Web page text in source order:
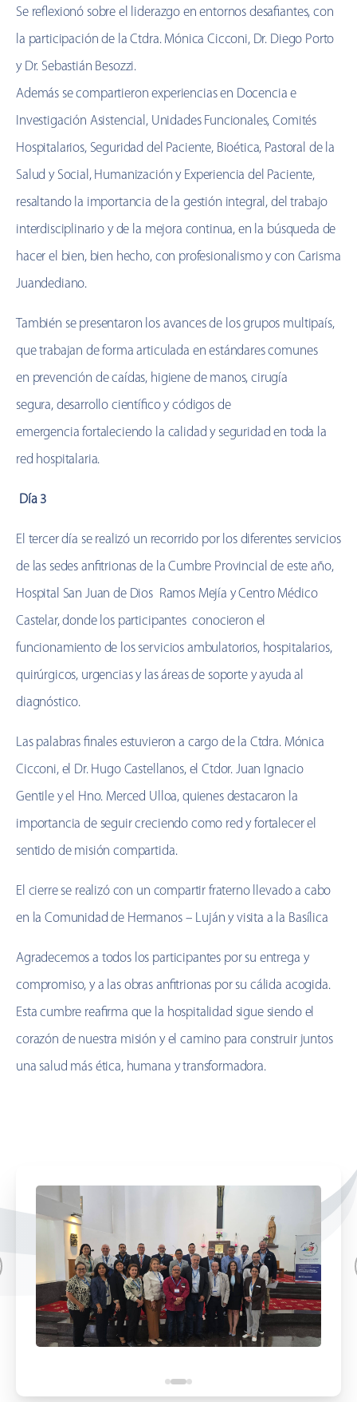
Se reflexionó sobre el liderazgo en entornos desafiantes, con
la participación de la Ctdra. Mónica Cicconi, Dr. Diego Porto
y Dr. Sebastián Besozzi.
Además se compartieron experiencias en Docencia e
Investigación Asistencial, Unidades Funcionales, Comités
Hospitalarios, Seguridad del Paciente, Bioética, Pastoral de la
Salud y Social, Humanización y Experiencia del Paciente,
resaltando la importancia de la gestión integral, del trabajo
interdisciplinario y de la mejora continua, en la búsqueda de
hacer el bien, bien hecho, con profesionalismo y con Carisma
Juandediano.
También se presentaron los avances de los grupos multipaís,
que trabajan de forma articulada en estándares comunes
en prevención de caídas, higiene de manos, cirugía
segura, desarrollo científico y códigos de
emergencia fortaleciendo la calidad y seguridad en toda la
red hospitalaria.
Día 3
El tercer día se realizó un recorrido por los diferentes servicios
de las sedes anfitrionas de la Cumbre Provincial de este año,
Hospital San Juan de Dios Ramos Mejía y Centro Médico
Castelar,donde los participantes conocieron el
funcionamiento de los servicios ambulatorios, hospitalarios,
quirúrgicos, urgencias y las áreas de soporte y ayuda al
diagnóstico.
Las palabras finales estuvieron a cargo de la Ctdra. Mónica
Cicconi, el Dr. Hugo Castellanos, el Ctdor. Juan Ignacio
Gentile y el Hno. Merced Ulloa, quienes destacaron la
importancia de seguir creciendo como red y fortalecer el
sentido de misión compartida.
El cierre se realizó con un compartir fraterno llevado a cabo
en la Comunidad de Hermanos – Luján y visita a la Basílica
Agradecemos a todos los participantes por su entrega y
compromiso, y a las obras anfitrionas por su cálida acogida.
Esta cumbre reafirma que la hospitalidad sigue siendo el
corazón de nuestra misión y el camino para construir juntos
una salud más ética, humana y transformadora.